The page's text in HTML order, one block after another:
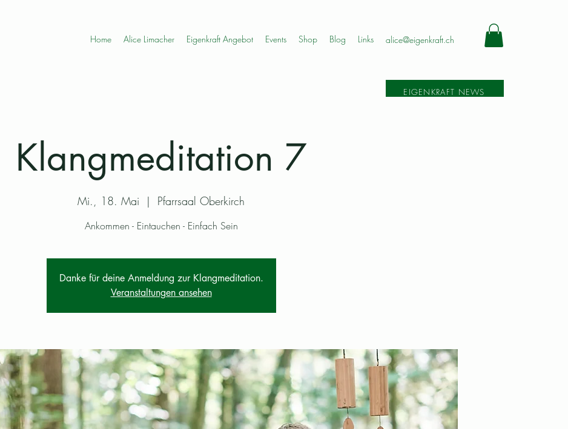
Home Alice Limacher Eigenkraft Angebot Events Shop Blog Links alice@eigenkraft.ch
EIGENKRAFT NEWS
Klangmeditation 7
Mi., 18. Mai
  |
Pfarrsaal Oberkirch
Ankommen - Eintauchen - Einfach Sein
Danke für deine Anmeldung zur Klangmeditation.
Veranstaltungen ansehen